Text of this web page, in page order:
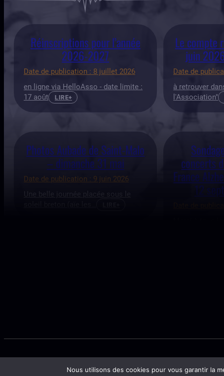
Réinscriptions pour l’année
2026-2027
Date de publication : 8 juillet 2026
en ligne via HelloAsso - date limite :
17 août
LIRE+
Le compte
juin
Date de
à retrouver
l'Association"
Photos Aubade de Saint-Malo
– dimanche 31 mai
Date de publication : 9 juin 2026
Une belle journée placée sous le
concerts
France
12
Politique de confidentialitéCréation site internet Rennes
Nous utilisons des cookies pour vous garantir la